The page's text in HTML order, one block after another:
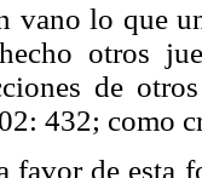
vano lo que
otros
de
432; como
favor de esta